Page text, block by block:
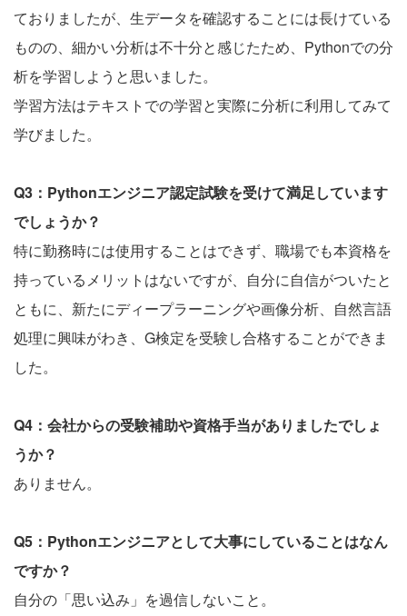
ておりましたが、生データを確認することには長けている
ものの、細かい分析は不十分と感じたため、Pythonでの分
析を学習しようと思いました。
学習方法はテキストでの学習と実際に分析に利用してみて
学びました。
Q3：Pythonエンジニア認定試験を受けて満足しています
でしょうか？
特に勤務時には使用することはできず、職場でも本資格を
持っているメリットはないですが、自分に自信がついたと
ともに、新たにディープラーニングや画像分析、自然言語
処理に興味がわき、G検定を受験し合格することができま
した。
Q4：会社からの受験補助や資格手当がありましたでしょ
うか？
ありません。
Q5：Pythonエンジニアとして大事にしていることはなん
ですか？
自分の「思い込み」を過信しないこと。